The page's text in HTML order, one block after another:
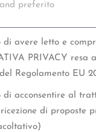
di avere letto e
PRIVACY resa
Regolamento EU
di acconsentire al
di proposte